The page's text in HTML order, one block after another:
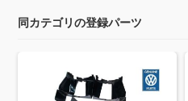
同カテゴリの登録パーツ